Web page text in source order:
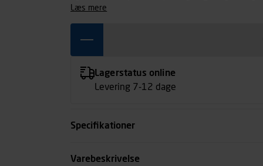
læs mere
Lagerstatus online
Levering 7-12 dage
Specifikationer
Størrelse
Varebeskrivelse